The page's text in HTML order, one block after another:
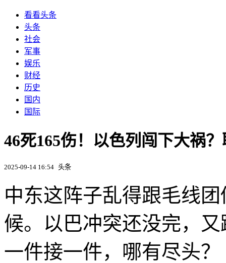
看看头条
头条
社会
军事
娱乐
财经
历史
国内
国际
46死165伤！以色列闯下大祸
2025-09-14 16:54 头条
中东这阵子乱得跟毛线
候。以巴冲突还没完，
一件接一件，哪有尽头？